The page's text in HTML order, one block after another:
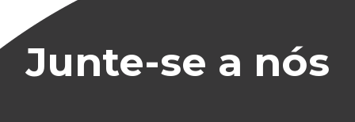
Junte-se a nós